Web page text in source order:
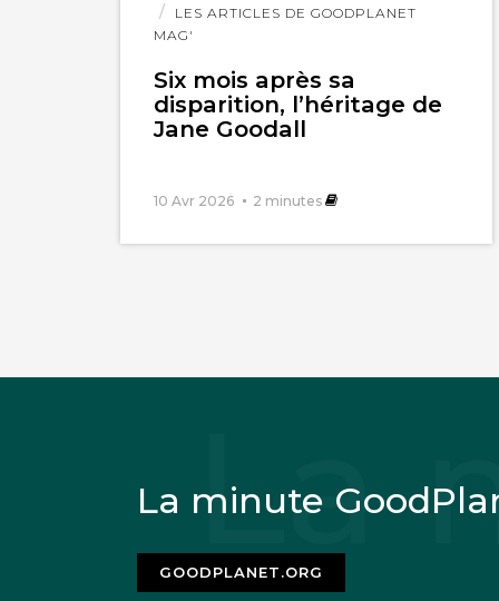
LES ARTICLES DE GOODPLANET
MAG'
Six mois après sa
disparition, l’héritage de
Jane Goodall
10 Avr 2026 2 minutes
l'article
La minute
GOODPLANET.ORG